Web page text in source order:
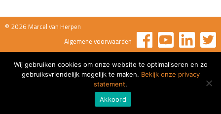
© 2026 Marcel van Herpen
Algemene voorwaarden
Wij gebruiken cookies om onze website te optimaliseren en zo
gebruiksvriendelijk mogelijk te maken. Bekijk onze privacy
statement.
Akkoord